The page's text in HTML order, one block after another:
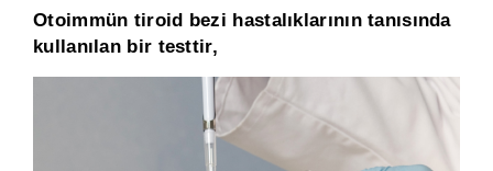
Otoimmün tiroid bezi hastalıklarının tanısında
kullanılan bir testtir,